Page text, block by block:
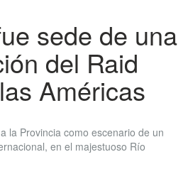
sede de una
del Raid
Américas
la Provincia como escenario de un
en el majestuoso Río